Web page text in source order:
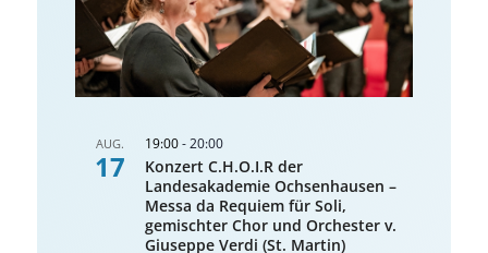
AUG.
17
19:00-20:00
Konzert C.H.O.I.R der
Landesakademie Ochsenhausen –
Messa da Requiem für Soli,
gemischter Chor und Orchester v.
Giuseppe Verdi (St. Martin)